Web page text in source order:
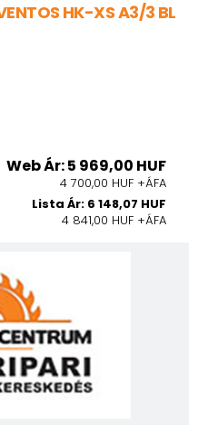
HK-XS A3/3 BL
Web Ár: 5 969,00 HUF
4 700,00 HUF +ÁFA
Lista Ár: 6 148,07 HUF
4 841,00 HUF +ÁFA